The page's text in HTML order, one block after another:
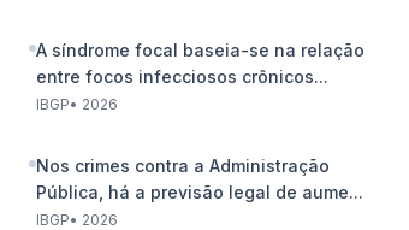
A síndrome focal baseia-se na relação
entre focos infecciosos crônicos...
IBGP• 2026
Nos crimes contra a Administração
Pública, há a previsão legal de aume...
IBGP• 2026